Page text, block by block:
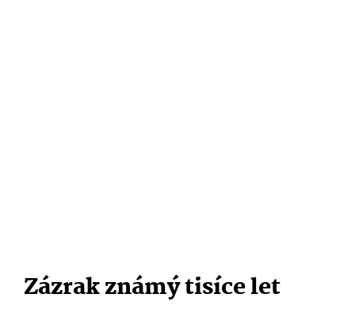
Zázrak známý tisíce let